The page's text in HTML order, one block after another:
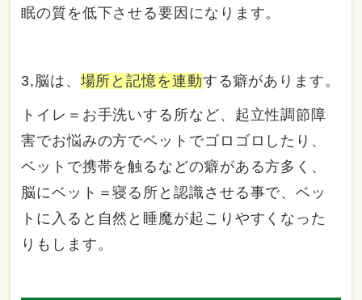
眠の質を低下させる要因になります。
3,脳は、 場所と記憶を連動する癖があります。
トイレ＝お手洗いする所など、起立性調節障
害でお悩みの方でベットでゴロゴロしたり、
ベットで携帯を触るなどの癖がある方多く、
脳にベット＝寝る所と認識させる事で、ベッ
トに入ると自然と睡魔が起こりやすくなった
りもします。